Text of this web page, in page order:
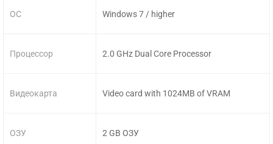
ОС
Процессор
Видеокарта
ОЗУ
Windows 7 / higher
2.0 GHz Dual Core Processor
Video card with 1024MB of VRAM
2 GB ОЗУ